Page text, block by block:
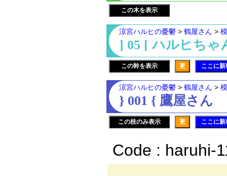
この木を表示
涼宮ハルヒの憂鬱 > 鶴屋さん >
] 05 [ ハルヒちゃ
この幹を表示 更 ここに
涼宮ハルヒの憂鬱 > 鶴屋さん >
} 001 { 鷹屋さん
この枝のみ表示 更 ここに
Code : haruhi-